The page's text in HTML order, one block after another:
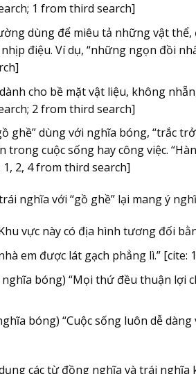
1 from third search]
dùng để miêu tả những vật
điệu. Ví dụ, “những ngọn đồi
cho bề mặt vật liệu, không
2 from third search]
ghề” dùng với nghĩa bóng, “trắc
trong cuộc sống hay công việc.
1, 2, 4 from third search]
nghĩa với “gồ ghề” lại mang ý
vực này có địa hình tương đối
em được lát gạch phẳng lì.”
nghĩa bóng) “Mọi thứ đều thuận lợi
bóng) “Cuộc sống luôn dễ
các từ đồng nghĩa và trái